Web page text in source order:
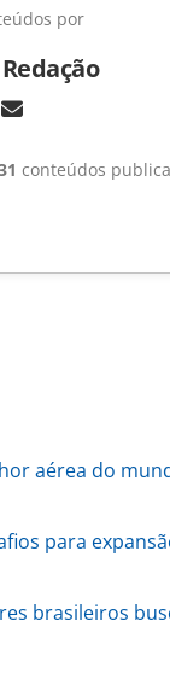
por
conteúdos
aérea do
para
brasileiros